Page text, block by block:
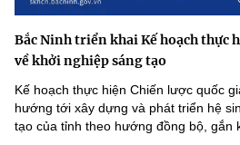
Bắc Ninh triển khai Kế hoạch thực
về khởi nghiệp sáng tạo
Kế hoạch thực hiện Chiến lược quốc
hướng tới xây dựng và phát triển hệ
tạo của tỉnh theo hướng đồng bộ, gắn